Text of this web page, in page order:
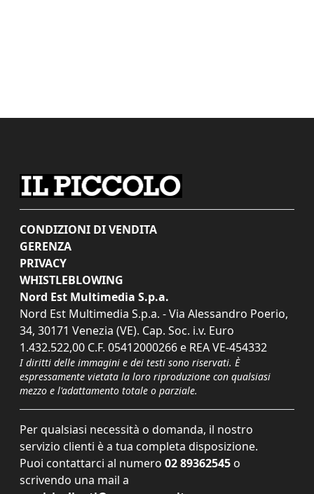
CONDIZIONI DI VENDITA
GERENZA
PRIVACY
WHISTLEBLOWING
Nord Est Multimedia S.p.a.
Nord Est Multimedia S.p.a. - Via Alessandro Poerio,
34, 30171 Venezia (VE). Cap. Soc. i.v. Euro
1.432.522,00 C.F. 05412000266 e REA VE-454332
I diritti delle immagini e dei testi sono riservati. È
espressamente vietata la loro riproduzione con qualsiasi
mezzo e l'adattamento totale o parziale.
Per qualsiasi necessità o domanda, il nostro
servizio clienti è a tua completa disposizione.
Puoi contattarci al numero 02 89362545 o
scrivendo una mail a